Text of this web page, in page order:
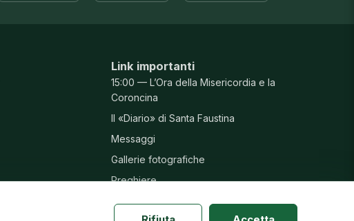
Link importanti
15:00 — L’Ora della Misericordia e la
Coroncina
Il «Diario» di Santa Faustina
Messaggi
Gallerie fotografiche
Preghiere